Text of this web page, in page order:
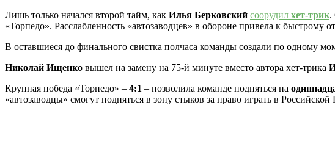
Лишь только начался второй тайм, как Илья Берковский соорудил хет-трик.
«Торпедо». Расслабленность «автозаводцев» в обороне привела к быстрому
В оставшиеся до финального свистка полчаса команды создали по одному
Николай Ищенко вышел на замену на 75-й минуте вместо автора хет-трика
Крупная победа «Торпедо» – 4:1 – позволила команде подняться на
«автозаводцы» смогут подняться в зону стыков за право играть в